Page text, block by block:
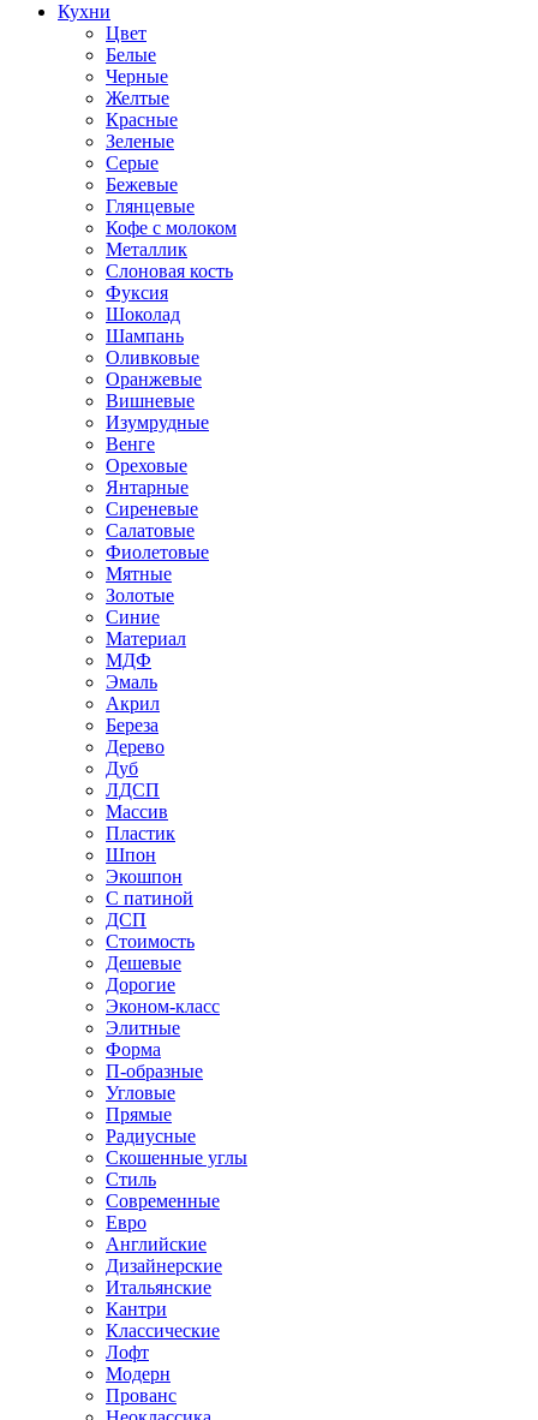
Кухни
Цвет
Белые
Черные
Желтые
Красные
Зеленые
Серые
Бежевые
Глянцевые
Кофе с молоком
Металлик
Слоновая кость
Фуксия
Шоколад
Шампань
Оливковые
Оранжевые
Вишневые
Изумрудные
Венге
Ореховые
Янтарные
Сиреневые
Салатовые
Фиолетовые
Мятные
Золотые
Синие
Материал
МДФ
Эмаль
Акрил
Береза
Дерево
Дуб
ЛДСП
Массив
Пластик
Шпон
Экошпон
С патиной
ДСП
Стоимость
Дешевые
Дорогие
Эконом-класс
Элитные
Форма
П-образные
Угловые
Прямые
Радиусные
Скошенные углы
Стиль
Современные
Евро
Английские
Дизайнерские
Итальянские
Кантри
Классические
Лофт
Модерн
Прованс